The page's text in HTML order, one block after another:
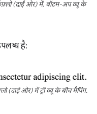
(दाईं ओर) में, बॉटम-अप व्यू के
है:
(दाईं ओर) में ट्री व्यू के बीच मैपिंग.